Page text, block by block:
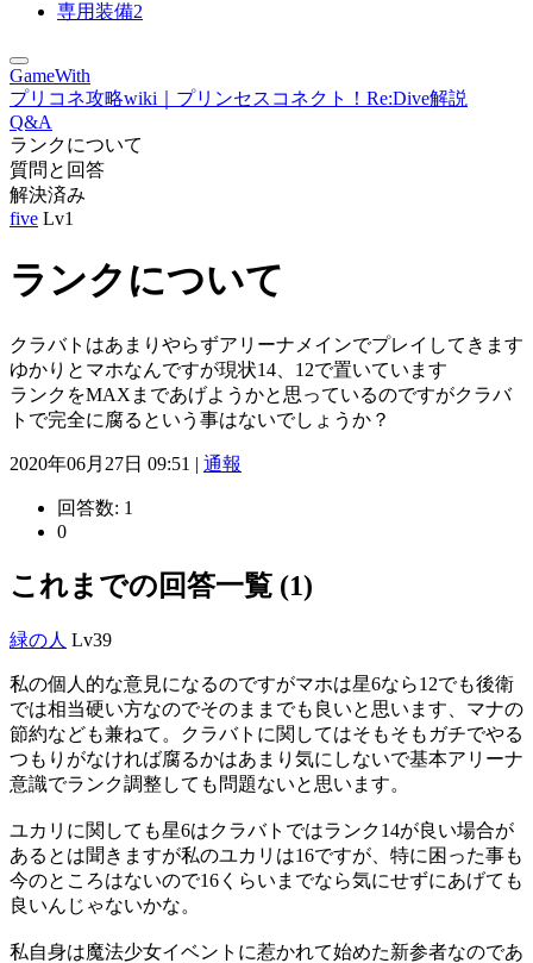
専用装備2
GameWith
プリコネ攻略wiki｜プリンセスコネクト！Re:Dive解説
Q&A
ランクについて
質問と回答
解決済み
five Lv1
ランクについて
クラバトはあまりやらずアリーナメインでプレイしてきます
ゆかりとマホなんですが現状14、12で置いています
ランクをMAXまであげようかと思っているのですがクラバ
トで完全に腐るという事はないでしょうか？
2020年06月27日 09:51 | 通報
回答数: 1
0
これまでの回答一覧 (1)
緑の人 Lv39
私の個人的な意見になるのですがマホは星6なら12でも後衛
では相当硬い方なのでそのままでも良いと思います、マナの
節約なども兼ねて。クラバトに関してはそもそもガチでやる
つもりがなければ腐るかはあまり気にしないで基本アリーナ
意識でランク調整しても問題ないと思います。
ユカリに関しても星6はクラバトではランク14が良い場合が
あるとは聞きますが私のユカリは16ですが、特に困った事も
今のところはないので16くらいまでなら気にせずにあげても
良いんじゃないかな。
私自身は魔法少女イベントに惹かれて始めた新参者なのであ